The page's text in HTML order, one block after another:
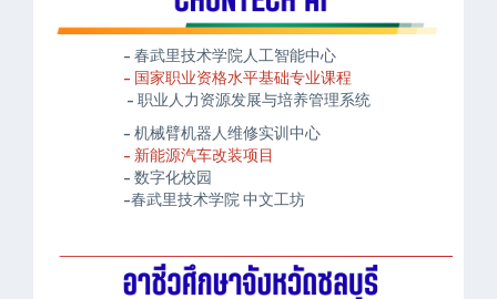
- 春武里技术学院人工智能中心
- 国家职业资格水平基础专业课程
- 职业人力资源发展与培养管理系统
- 机械臂机器人维修实训中心
- 新能源汽车改装项目
- 数字化校园
-春武里技术学院 中文工坊